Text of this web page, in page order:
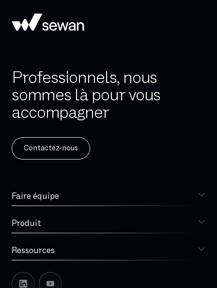
Professionnels, nous
sommes là pour vous
accompagner
Contactez-nous
Faire équipe
Choisir Sewan
Télétravail et mobilité
Service client et contact center
Produit
Contact center
Cybersécurité
Ressources
Lexique
Notre histoire